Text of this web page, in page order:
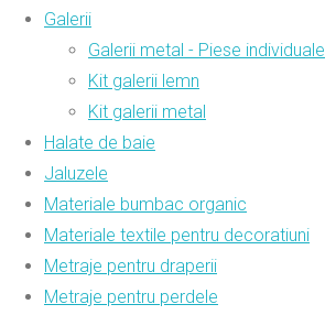
Galerii
Galerii metal - Piese individuale
Kit galerii lemn
Kit galerii metal
Halate de baie
Jaluzele
Materiale bumbac organic
Materiale textile pentru decoratiuni
Metraje pentru draperii
Metraje pentru perdele